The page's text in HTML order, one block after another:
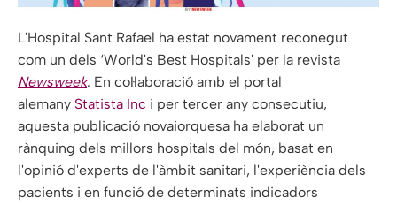
L'Hospital Sant Rafael ha estat novament reconegut
com un dels ‘World's Best Hospitals' per la revista
Newsweek. En col·laboració amb el portal
alemany Statista Inc i per tercer any consecutiu,
aquesta publicació novaiorquesa ha elaborat un
rànquing dels millors hospitals del món, basat en
l'opinió d'experts de l'àmbit sanitari, l'experiència dels
pacients i en funció de determinats indicadors